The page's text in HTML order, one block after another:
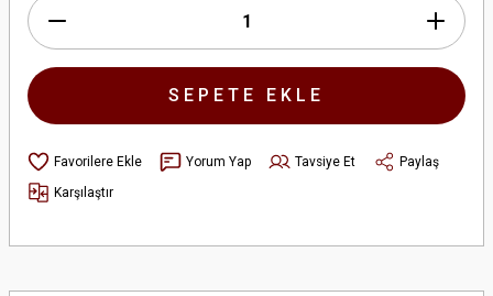
SEPETE EKLE
Yorum Yap Tavsiye Et
Paylaş
Karşılaştır